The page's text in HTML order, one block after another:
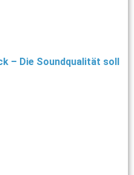
– Die Soundqualität soll